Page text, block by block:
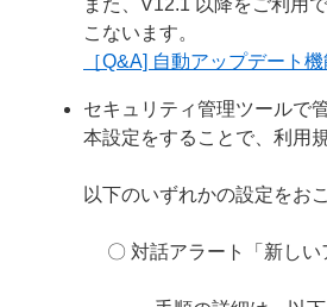
また、V12.1 以降をご利用
こないます。
［Q&A] 自動アップデート
セキュリティ管理ツールで
本設定をすることで、利用
以下のいずれかの設定をお
〇 対話アラート「新し